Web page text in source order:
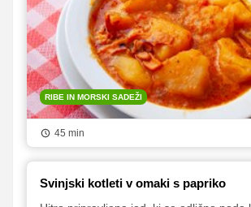
RIBE IN MORSKI SADEŽI
45 min
Svinjski kotleti v omaki s papriko